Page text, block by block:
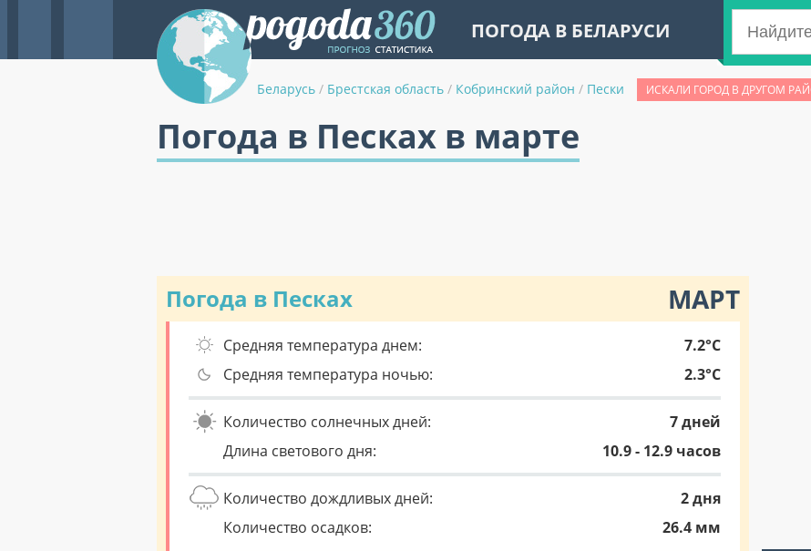
ПОГОДА В БЕЛАРУСИ
Беларусь / Брестская область / Кобринский район / Пески ИСКАЛИ ГОРОД В ДРУГОМ
Погода в Песках в марте
Погода в Песках МАРТ
Средняя температура днем:
7.2°C
Средняя температура ночью:
2.3°C
Количество солнечных дней:
7 дней
Длина светового дня:
10.9 - 12.9 часов
Количество дождливых дней:
2 дня
Количество осадков:
26.4 мм